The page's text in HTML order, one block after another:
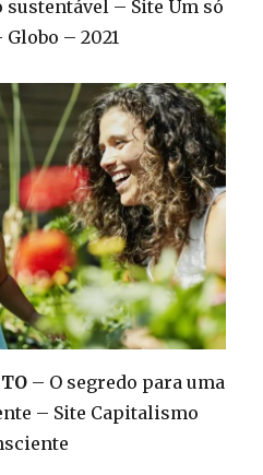
– Site Um só
– 2021
– O segredo para uma
– Site Capitalismo